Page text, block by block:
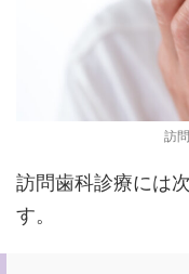
訪
訪問歯科診療には
す。